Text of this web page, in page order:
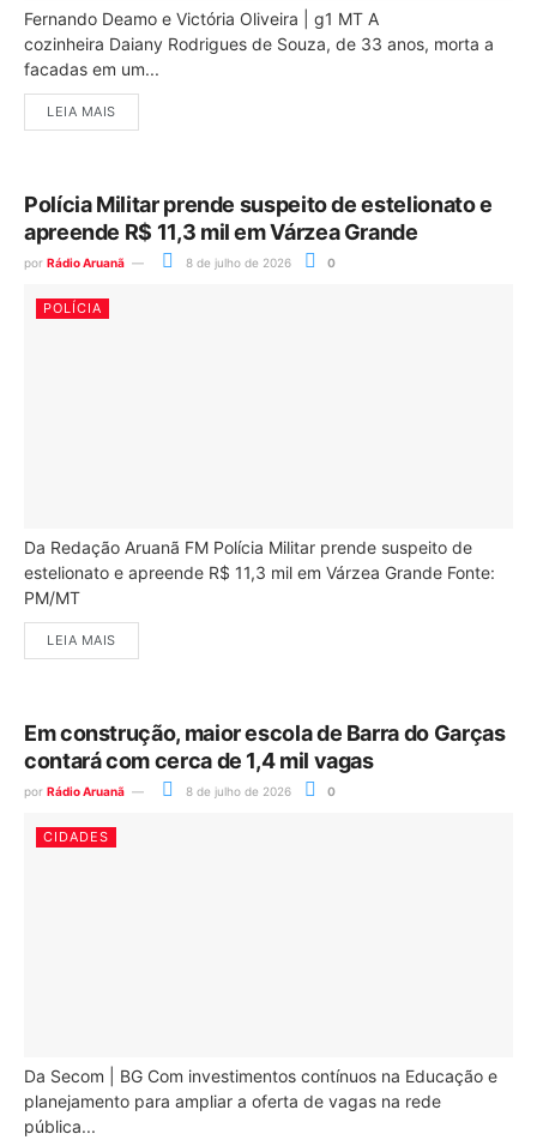
Fernando Deamo e Victória Oliveira | g1 MT A
cozinheira Daiany Rodrigues de Souza, de 33 anos, morta a
facadas em um...
LEIA MAIS
Polícia Militar prende suspeito de estelionato e
apreende R$ 11,3 mil em Várzea Grande
por Rádio Aruanã 8 de julho de 2026 0
POLÍCIA
Da Redação Aruanã FM Polícia Militar prende suspeito de
estelionato e apreende R$ 11,3 mil em Várzea Grande Fonte:
PM/MT
LEIA MAIS
Em construção, maior escola de Barra do Garças
contará com cerca de 1,4 mil vagas
por Rádio Aruanã 8 de julho de 2026 0
CIDADES
Da Secom | BG Com investimentos contínuos na Educação e
planejamento para ampliar a oferta de vagas na rede
pública...